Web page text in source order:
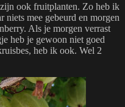
ook fruitplanten. Zo heb ik
niets mee gebeurd en morgen
Als je morgen verrast
heb je gewoon niet goed
heb ik ook. Wel 2